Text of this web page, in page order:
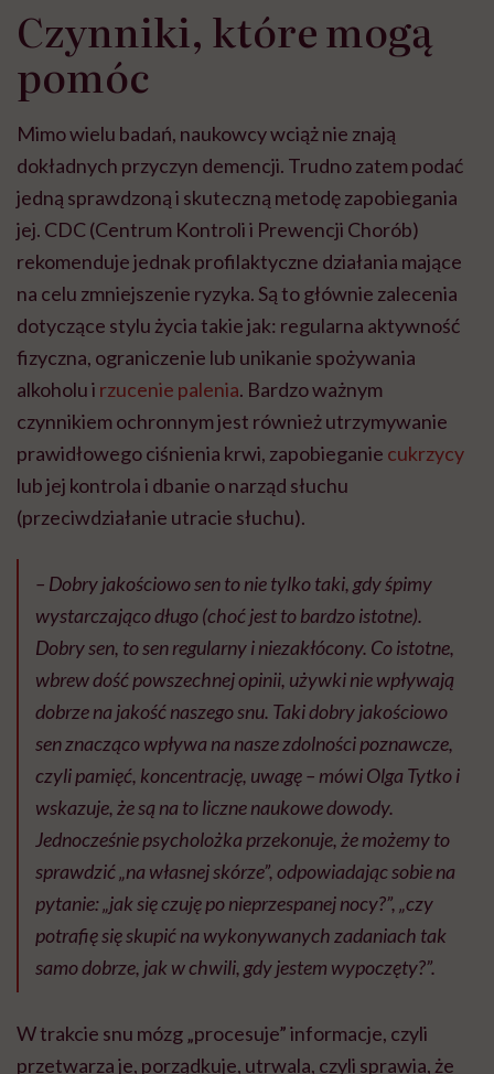
Czynniki, które mogą
pomóc
Mimo wielu badań, naukowcy wciąż nie znają
dokładnych przyczyn demencji. Trudno zatem podać
jedną sprawdzoną i skuteczną metodę zapobiegania
jej. CDC (Centrum Kontroli i Prewencji Chorób)
rekomenduje jednak profilaktyczne działania mające
na celu zmniejszenie ryzyka. Są to głównie zalecenia
dotyczące stylu życia takie jak: regularna aktywność
fizyczna, ograniczenie lub unikanie spożywania
alkoholu i rzucenie palenia. Bardzo ważnym
czynnikiem ochronnym jest również utrzymywanie
prawidłowego ciśnienia krwi, zapobieganie cukrzycy
lub jej kontrola i dbanie o narząd słuchu
(przeciwdziałanie utracie słuchu).
– Dobry jakościowo sen to nie tylko taki, gdy śpimy
wystarczająco długo (choć jest to bardzo istotne).
Dobry sen, to sen regularny i niezakłócony. Co istotne,
wbrew dość powszechnej opinii, używki nie wpływają
dobrze na jakość naszego snu. Taki dobry jakościowo
sen znacząco wpływa na nasze zdolności poznawcze,
czyli pamięć, koncentrację, uwagę – mówi Olga Tytko i
wskazuje, że są na to liczne naukowe dowody.
Jednocześnie psycholożka przekonuje, że możemy to
sprawdzić „na własnej skórze”, odpowiadając sobie na
pytanie: „jak się czuję po nieprzespanej nocy?”, „czy
potrafię się skupić na wykonywanych zadaniach tak
samo dobrze, jak w chwili, gdy jestem wypoczęty?”.
W trakcie snu mózg „procesuje” informacje, czyli
przetwarza je, porządkuje, utrwala, czyli sprawia, że